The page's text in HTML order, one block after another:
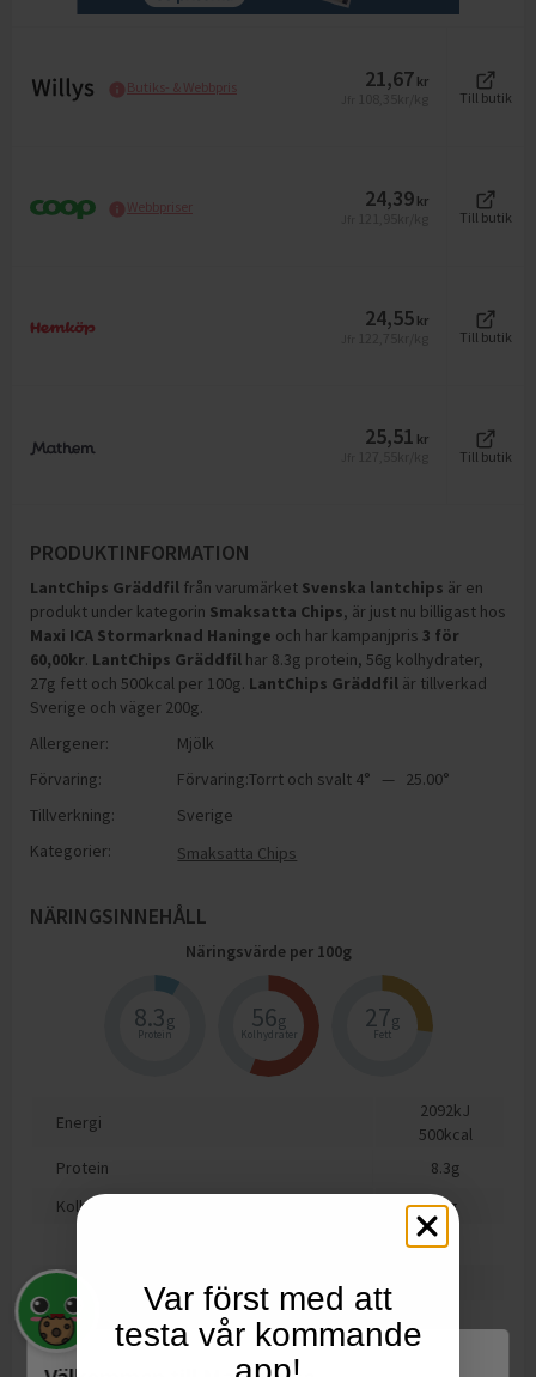
Butiks- & Webbpris 21,67 kr
Till butik
Webbpriser 24,39 kr
Till butik
24,55 kr
Till butik
25,51 kr
Till butik
PRODUKTINFORMATION
LantChips Gräddfil från varumärket Svenska lantchips är en
produkt under kategorin Smaksatta Chips, är just nu billigast hos
Maxi ICA Stormarknad Haninge och har kampanjpris 3 för
60,00kr. LantChips Gräddfil har 8.3g protein, 56g kolhydrater,
27g fett och 500kcal per 100g. LantChips Gräddfil är tillverkad
Sverige och väger 200g.
Allergener:
Mjölk
Förvaring:
Förvaring:Torrt och svalt 4° — 25.00°
Tillverkning:
Sverige
Kategorier:
Smaksatta Chips
NÄRINGSINNEHÅLL
Näringsvärde per 100g
8.3g
Protein
56g
Kolhydrater
27g
Fett
Energi
2092kJ
500kcal
Protein
8.3g
Kolhydrat
56g
0.8
Fett
varav mättat fett
Var först med att
testa vår kommande